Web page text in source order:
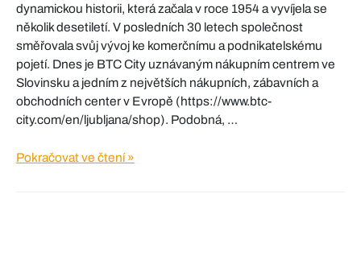
dynamickou historii, která začala v roce 1954 a vyvíjela se
několik desetiletí. V posledních 30 letech společnost
směřovala svůj vývoj ke komerčnímu a podnikatelskému
pojetí. Dnes je BTC City uznávaným nákupním centrem ve
Slovinsku a jedním z největších nákupních, zábavních a
obchodních center v Evropě (https://www.btc-
city.com/en/ljubljana/shop). Podobná, …
BTC
Pokračovat ve čtení »